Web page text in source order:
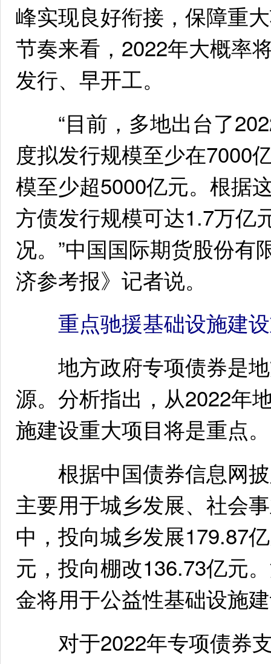
峰实现良好衔接，保障重
节奏来看，2022年大概率
发行、早开工。
“目前，多地出台了
度拟发行规模至少在7000
模至少超5000亿元。根据
方债发行规模可达1.7万亿
况。”中国国际期货股份有
济参考报》记者说。
重点驰援基础设施建设
地方政府专项债券是地
源。分析指出，从2022年
施建设重大项目将是重点。
根据中国债券信息网披
主要用于城乡发展、社会
中，投向城乡发展179.87
元，投向棚改136.73亿元
金将用于公益性基础设施
对于2022年专项债券支